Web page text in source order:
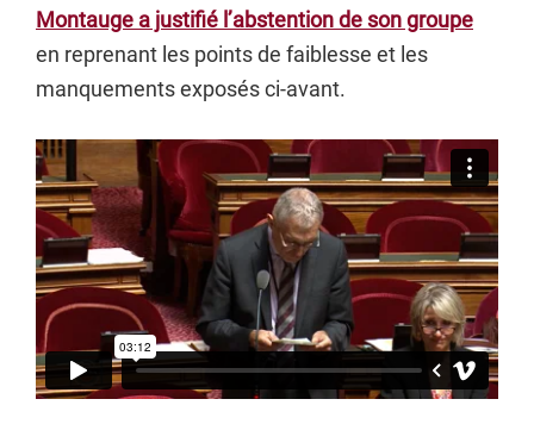
Montauge a justifié l’abstention de son groupe
en reprenant les points de faiblesse et les
manquements exposés ci-avant.